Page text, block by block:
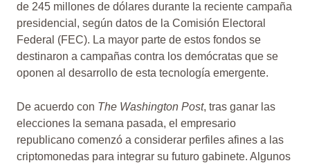
de 245 millones de dólares durante la reciente campaña
presidencial, según datos de la Comisión Electoral
Federal (FEC). La mayor parte de estos fondos se
destinaron a campañas contra los demócratas que se
oponen al desarrollo de esta tecnología emergente.
De acuerdo con The Washington Post, tras ganar las
elecciones la semana pasada, el empresario
republicano comenzó a considerar perfiles afines a las
criptomonedas para integrar su futuro gabinete. Algunos